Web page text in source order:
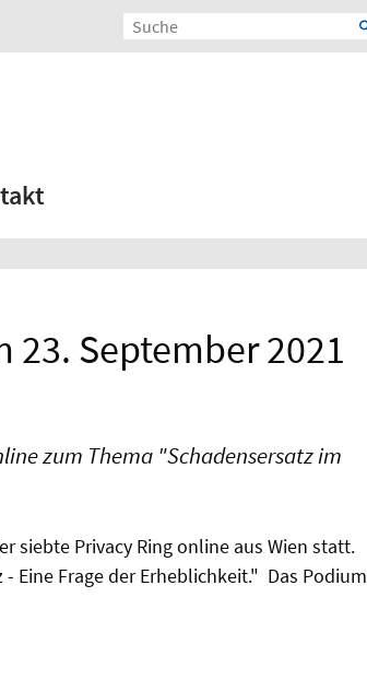
23. September 2021
zum Thema "Schadensersatz im
siebte Privacy Ring online aus Wien statt.
Eine Frage der Erheblichkeit." Das Podium